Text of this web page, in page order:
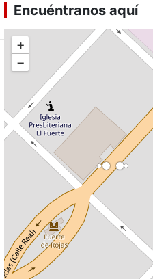
Encuéntranos aquí
+
−